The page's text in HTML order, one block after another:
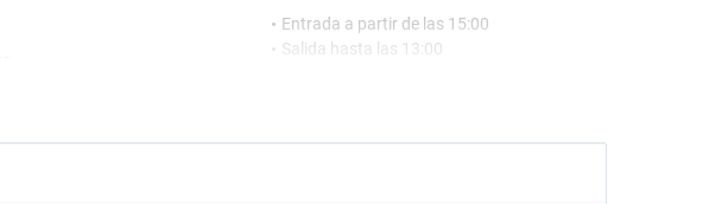
Entrada a partir de las 15:00
Salida hasta las 13:00